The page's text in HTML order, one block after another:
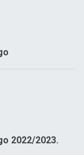
2022/2023.